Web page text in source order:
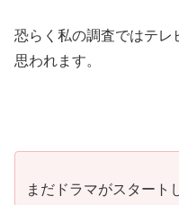
恐らく私の調査ではテレ
思われます。
まだドラマがスタート